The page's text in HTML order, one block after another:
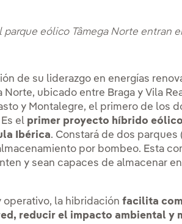
parque eólico Tâmega Norte entran
de su liderazgo en energías
ubicado entre Braga y Vila
y Montalegre, el primero de los
Es el primer proyecto híbrido
Ibérica. Constará de dos parques
por bombeo. Esta
y sean capaces de almacenar
operativo, la hibridaciónfacilita
reducir el impacto ambiental y